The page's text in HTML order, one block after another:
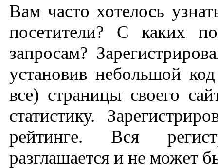
Вам часто хотелось
посетители? С каких
запросам?
установив небольшой
все) страницы своего
статистику.
рейтинге. Вся
разглашается и не может